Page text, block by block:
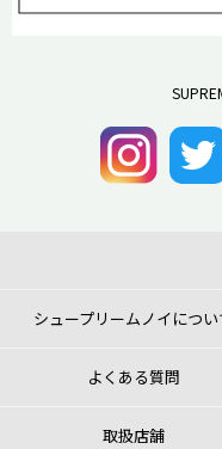
シュープリームノイについ
よくある質問
取扱店舗